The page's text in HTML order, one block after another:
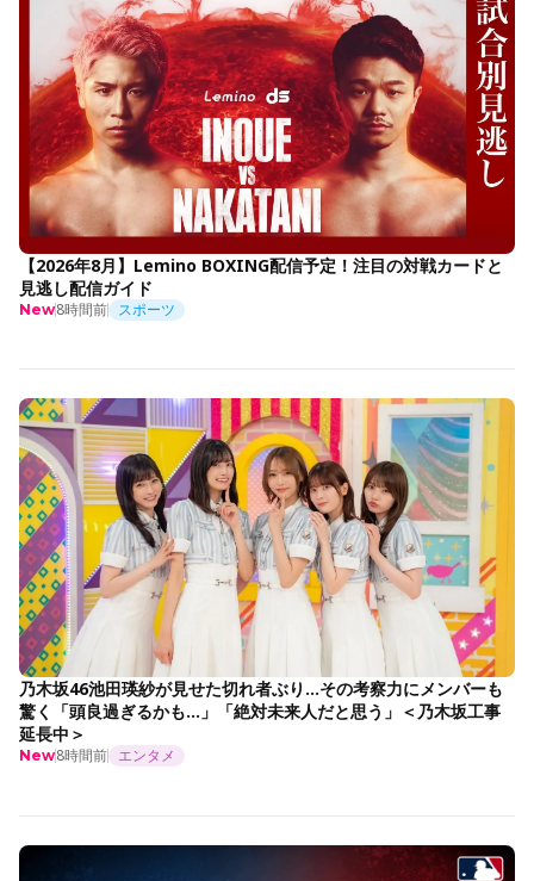
【2026年8月】Lemino BOXING配信予定！注目の対戦カードと
見逃し配信ガイド
New8時間前 スポーツ
乃木坂46池田瑛紗が見せた切れ者ぶり…その考察力にメンバーも
驚く「頭良過ぎるかも…」「絶対未来人だと思う」＜乃木坂工事
延長中＞
New8時間前 エンタメ